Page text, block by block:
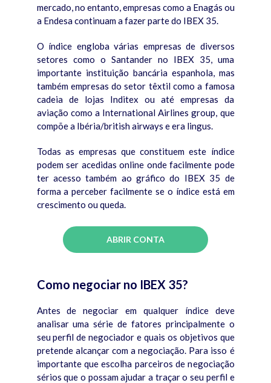
mercado, no entanto, empresas como a Enagás ou
a Endesa continuam a fazer parte do IBEX 35.
O índice engloba várias empresas de diversos
setores como o Santander no IBEX 35, uma
importante instituição bancária espanhola, mas
também empresas do setor têxtil como a famosa
cadeia de lojas Inditex ou até empresas da
aviação como a International Airlines group, que
compõe a Ibéria/british airways e era lingus.
Todas as empresas que constituem este índice
podem ser acedidas online onde facilmente pode
ter acesso também ao gráfico do IBEX 35 de
forma a perceber facilmente se o índice está em
crescimento ou queda.
ABRIR CONTA
Como negociar no IBEX 35?
Antes de negociar em qualquer índice deve
analisar uma série de fatores principalmente o
seu perfil de negociador e quais os objetivos que
pretende alcançar com a negociação. Para isso é
importante que escolha parceiros de negociação
sérios que o possam ajudar a traçar o seu perfil e